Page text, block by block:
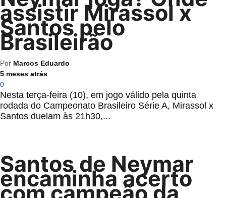
assistir Mirassol x
Santos pelo
Brasileirão
Por Marcos Eduardo
5 meses atrás
0
Nesta terça-feira (10), em jogo válido pela quinta
rodada do Campeonato Brasileiro Série A, Mirassol x
Santos duelam às 21h30,...
Santos de Neymar
encaminha acerto